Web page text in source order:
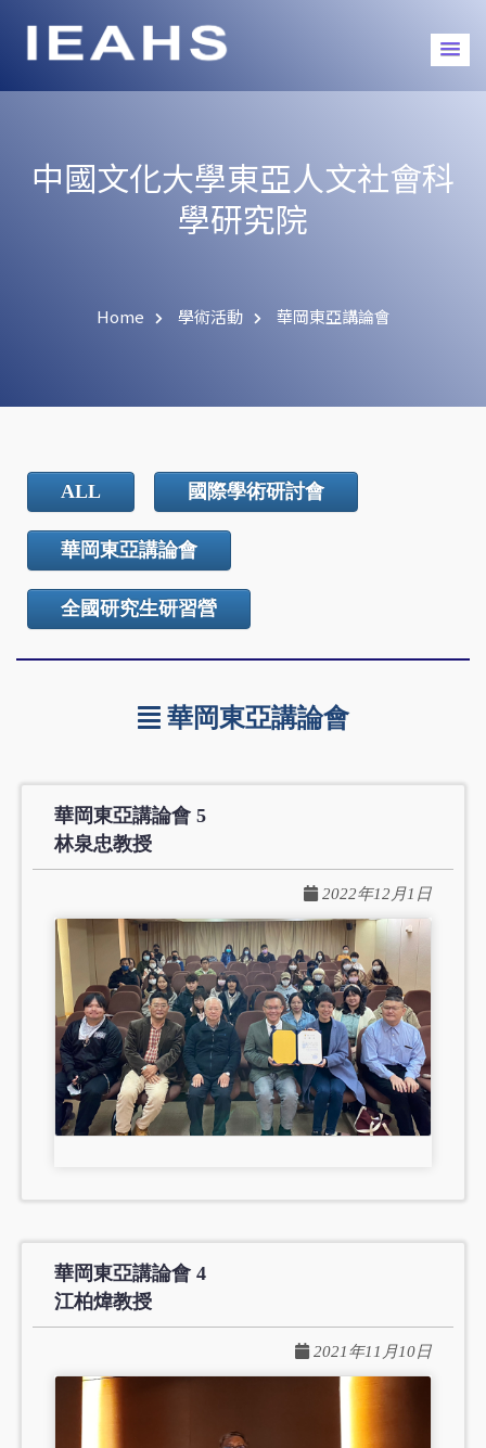
中國文化大學東亞人文社會科
學研究院
Home 學術活動 華岡東亞講論會
ALL 國際學術研討會
華岡東亞講論會
全國研究生研習營
華岡東亞講論會
華岡東亞講論會 5
林泉忠教授
2022年12月1日
華岡東亞講論會 4
江柏煒教授
2021年11月10日